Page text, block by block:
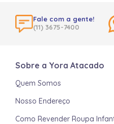
Fale com a gente!
(11) 3675-7400
Sobre a Yora Atacado
Quem Somos
Nosso Endereço
Como Revender Roupa